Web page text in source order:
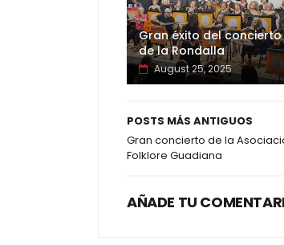
Gran éxito del concierto
de la Rondalla
August 25, 2025
POSTS MÁS ANTIGUOS
Gran concierto de la
Folklore Guadiana
AÑADE TU